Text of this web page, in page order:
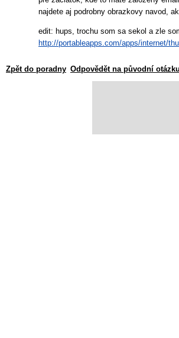
najdete aj podrobny obrazkovy navod,
edit: hups, trochu som sa sekol a zle
http://portableapps.com/apps/internet/
Zpět do poradny Odpovědět na původní otázku